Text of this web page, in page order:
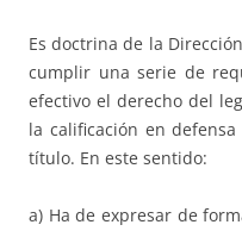
Es doctrina de la
cumplir una serie de
efectivo el derecho del
la calificación en
título. En este sentido:
a) Ha de expresar de